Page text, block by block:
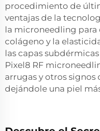
procedimiento de
ventajas de la
la microneedling
colágeno y la
las capas
Pixel8 RF
arrugas y otros
dejándole una piel